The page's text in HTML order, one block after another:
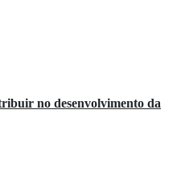
no desenvolvimento da